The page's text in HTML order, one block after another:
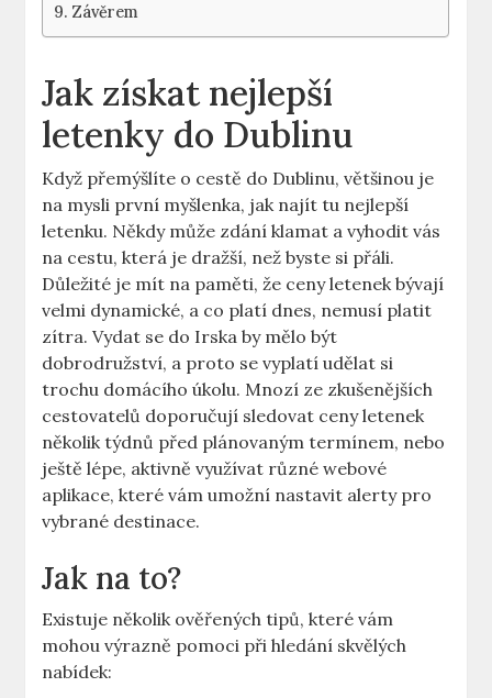
Závěrem
Jak získat nejlepší
letenky do Dublinu
Když přemýšlíte o cestě do Dublinu, většinou je
na mysli první myšlenka, jak najít tu nejlepší
letenku. Někdy může zdání klamat a vyhodit vás
na cestu, která je dražší, než byste si přáli.
Důležité je mít na paměti, že ceny letenek bývají
velmi dynamické, a co platí dnes, nemusí platit
zítra. Vydat se do Irska by mělo být
dobrodružství, a proto se vyplatí udělat si
trochu domácího úkolu. Mnozí ze zkušenějších
cestovatelů doporučují sledovat ceny letenek
několik týdnů před plánovaným termínem, nebo
ještě lépe, aktivně využívat různé webové
aplikace, které vám umožní nastavit alerty pro
vybrané destinace.
Jak na to?
Existuje několik ověřených tipů, které vám
mohou výrazně pomoci při hledání skvělých
nabídek: